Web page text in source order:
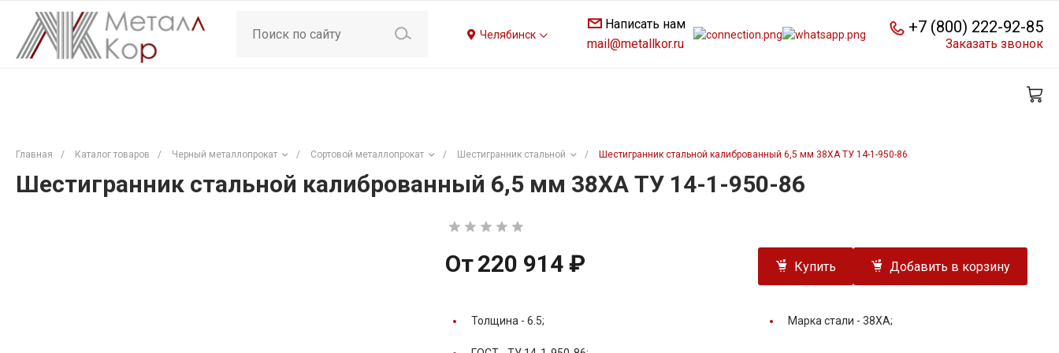
Челябинск
Написать нам
mail@metallkor.ru
+7 (800) 222-92-85
Заказать звонок
Главная / Каталог товаров / Черный металлопрокат / Сортовой металлопрокат / Шестигранник стальной / Шестигранник стальной калиброванный 6,5 мм 38ХА ТУ 14-1-950-86
Шестигранник стальной калиброванный 6,5 мм 38ХА ТУ 14-1-950-86
От220 914 ₽ Купить Добавить в корзину
Толщина - 6.5; Марка стали - 38ХА;